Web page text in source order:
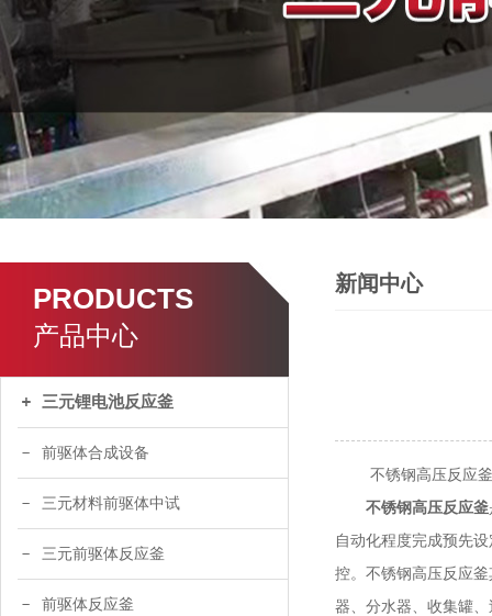
PRODUCTS
产品中心
三元锂电池反应釜
前驱体合成设备
三元材料前驱体中试
三元前驱体反应釜
前驱体反应釜
新闻中心
不锈钢高压反应釜
不锈钢高压反应釜
自动化程度完成预先
控。不锈钢高压反应
器、分水器、收集罐